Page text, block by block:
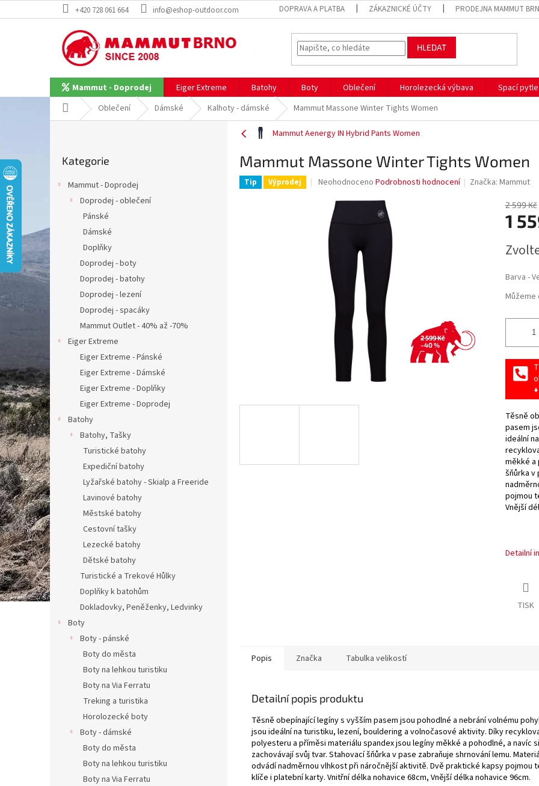
na
+420 728 061 664 info@eshop-outdoor.com DOPRAVA A PLATBA ZÁKAZNICKÉ ÚČTY PRODEJNA MAMMUT
HLEDAT
Mammut - Doprodej Eiger Extreme Batohy Boty Oblečení Horolezecká výbava Spací pytle
Domů Oblečení Dámské Kalhoty - dámské Mammut Massone Winter Tights Women
í
a
n
kategorie
Kategorie
Mammut - Doprodej
Doprodej - oblečení
Pánské
Dámské
Doplňky
Doprodej - boty
Doprodej - batohy
Doprodej - lezení
Doprodej - spacáky
Mammut Outlet - 40% až -70%
Eiger Extreme
Eiger Extreme - Pánské
Eiger Extreme - Dámské
Eiger Extreme - Doplňky
Eiger Extreme - Doprodej
Batohy
Batohy, Tašky
Turistické batohy
Expediční batohy
Lyžařské batohy - Skialp a Freeride
Lavinové batohy
Městské batohy
Cestovní tašky
Lezecké batohy
Dětské batohy
Turistické a Trekové Hůlky
Doplňky k batohům
Dokladovky, Peněženky, Ledvinky
Boty
Boty - pánské
Boty do města
Boty na lehkou turistiku
Boty na Via Ferratu
Treking a turistika
Horolozecké boty
Boty - dámské
Boty do města
Boty na lehkou turistiku
Boty na Via Ferratu
Mammut Aenergy IN Hybrid Pants Women
Mammut Massone Winter Tights Women
Tip Výprodej
Průměrné
produktu
hvězdiček.
Neohodnoceno Podrobnosti hodnocení Značka:Mammut
2 599 Kč
–40 %
2 599 Kč
1
cena:
Barva -
Můžeme
Těsně
pasem
ideální
měkké a
šňůrka v
pojmou
Vnější
Detailní
TISK
Popis Značka Tabulka velikostí
Detailní popis produktu
Těsně obepínající legíny s vyšším pasem jsou pohodlné a nebrání volnému
jsou ideální na turistiku, lezení, bouldering a volnočasové aktivity. Díky
polyesteru a příměsi materiálu spandex jsou legíny měkké a pohodlné, a navíc si
zachovávají svůj tvar. Stahovací šňůrka v pase zabraňuje shrnování lemu.
odvádí nadměrnou vlhkost při náročnější aktivitě. Dvě praktické kapsy pojmou
klíče i platební karty. Vnitřní délka nohavice 68cm, Vnější délka nohavice 96cm.